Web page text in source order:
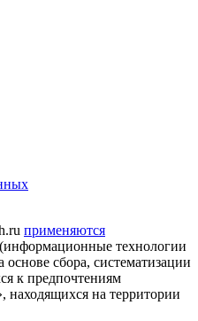
применяются
(информационные технологии
сбора, систематизации
к предпочтениям
находящихся на территории